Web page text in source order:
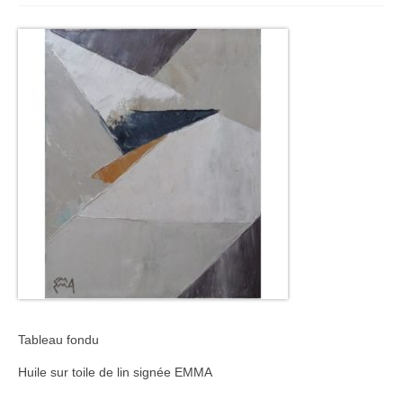
Tableau fondu
Huile sur toile de lin signée EMMA